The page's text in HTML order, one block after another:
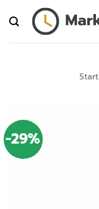
Inhalt
springen
Start
-29%